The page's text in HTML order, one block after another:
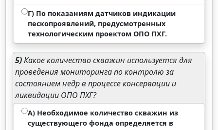
Г) По показаниям датчиков индикации
пескопроявлений, предусмотренных
технологическим проектом ОПО ПХГ.
5)Какое количество скважин используется для
проведения мониторинга по контролю за
состоянием недр в процессе консервации и
ликвидации ОПО ПХГ?
А) Необходимое количество скважин из
существующего фонда определяется в